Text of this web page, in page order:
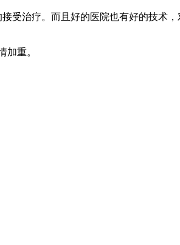
受治疗。而且好的医院也有好的技术
加重。